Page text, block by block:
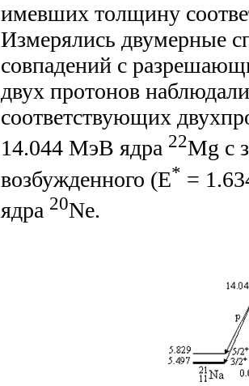
имевших толщину
Измерялись двумерные
совпадений с
двух протонов
соответствующих
14.044 МэВ ядра 22Mg с
возбужденного (E* =
ядра 20Ne.